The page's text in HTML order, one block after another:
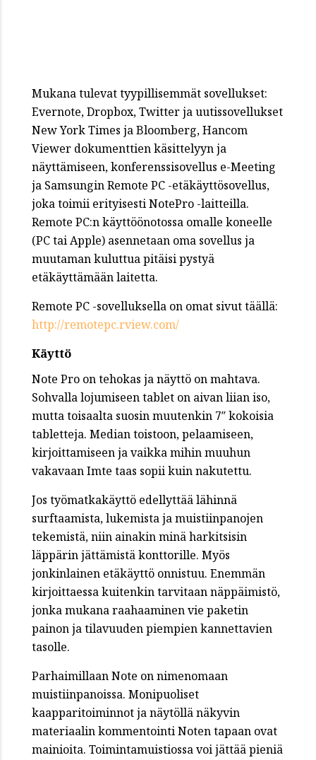
Mukana tulevat tyypillisemmät sovellukset:
Evernote, Dropbox, Twitter ja uutissovellukset
New York Times ja Bloomberg, Hancom
Viewer dokumenttien käsittelyyn ja
näyttämiseen, konferenssisovellus e-Meeting
ja Samsungin Remote PC -etäkäyttösovellus,
joka toimii erityisesti NotePro -laitteilla.
Remote PC:n käyttöönotossa omalle koneelle
(PC tai Apple) asennetaan oma sovellus ja
muutaman kuluttua pitäisi pystyä
etäkäyttämään laitetta.
Remote PC -sovelluksella on omat sivut täällä:
http://remotepc.rview.com/
Käyttö
Note Pro on tehokas ja näyttö on mahtava.
Sohvalla lojumiseen tablet on aivan liian iso,
mutta toisaalta suosin muutenkin 7″ kokoisia
tabletteja. Median toistoon, pelaamiseen,
kirjoittamiseen ja vaikka mihin muuhun
vakavaan Imte taas sopii kuin nakutettu.
Jos työmatkakäyttö edellyttää lähinnä
surftaamista, lukemista ja muistiinpanojen
tekemistä, niin ainakin minä harkitsisin
läppärin jättämistä konttorille. Myös
jonkinlainen etäkäyttö onnistuu. Enemmän
kirjoittaessa kuitenkin tarvitaan näppäimistö,
jonka mukana raahaaminen vie paketin
painon ja tilavuuden piempien kannettavien
tasolle.
Parhaimillaan Note on nimenomaan
muistiinpanoissa. Monipuoliset
kaapparitoiminnot ja näytöllä näkyvin
materiaalin kommentointi Noten tapaan ovat
mainioita. Toimintamuistiossa voi jättää pieniä